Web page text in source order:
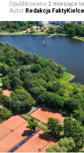
Opublikowano 2 miesiące
Autor Redakcja